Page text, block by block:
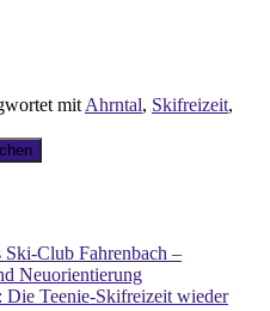
mit Ahrntal, Skifreizeit,
Club Fahrenbach –
Neuorientierung
Teenie-Skifreizeit wieder